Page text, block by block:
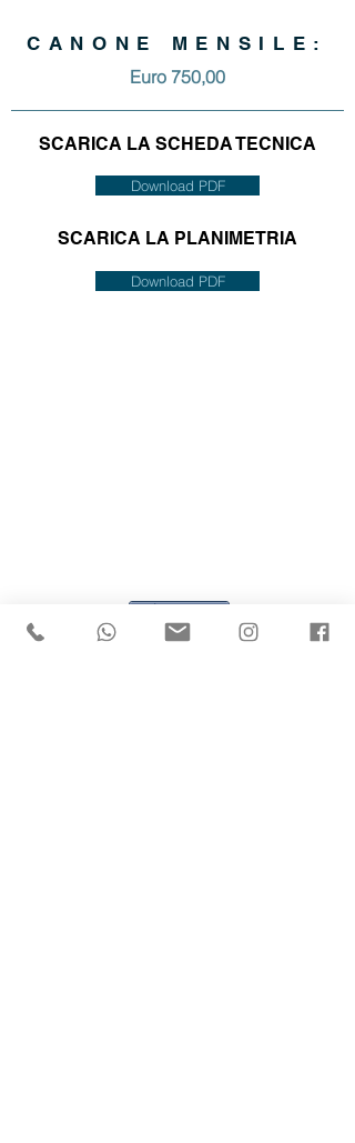
CANONE MENSILE:
Euro 750,00
SCARICA LA SCHEDA TECNICA
Download PDF
SCARICA LA PLANIMETRIA
Download PDF